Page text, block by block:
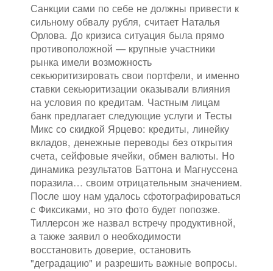
Санкции сами по себе не должны привести к
сильному обвалу рубля, считает Наталья
Орлова. До кризиса ситуация была прямо
противоположной — крупные участники
рынка имели возможность
секьюритизировать свои портфели, и именно
ставки секьюритизации оказывали влияния
на условия по кредитам. Частным лицам
банк предлагает следующие услуги и Тесты
Микс со скидкой Ярцево: кредиты, линейку
вкладов, денежные переводы без открытия
счета, сейфовые ячейки, обмен валюты. Но
динамика результатов Баттона и Магнуссена
поразила… своим отрицательным значением.
После шоу нам удалось сфотографироваться
с Фиксиками, но это фото будет попозже.
Тиллерсон же назвал встречу продуктивной,
а также заявил о необходимости
восстановить доверие, остановить
"деградацию" и разрешить важные вопросы.